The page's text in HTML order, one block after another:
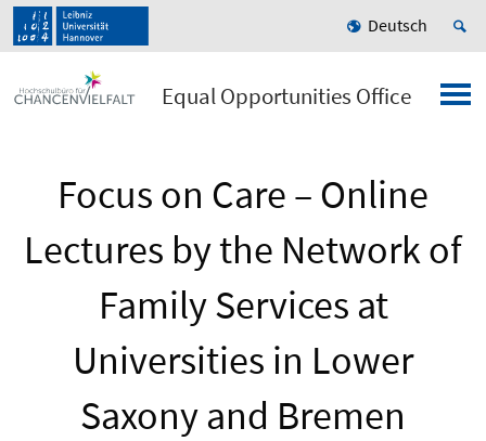
Deutsch
Equal Opportunities Office
Focus on Care – Online
Lectures by the Network of
Family Services at
Universities in Lower
Saxony and Bremen